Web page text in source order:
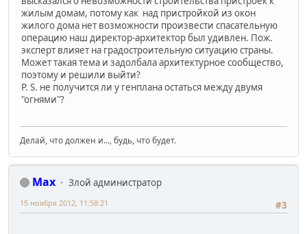
жилым домам, потому как над пристройкой из окон
жилого дома нет возможности произвести спасательную
операцию наш директор-архитектор был удивлен. Пож.
эксперт влияет на градостроительную ситуацию страны.
Может такая тема и задолбала архитектурное сообщество,
поэтому и решили выйти?
P. S. не получится ли у генплана остаться между двумя
"огнями"?
Делай, что должен и..., будь, что будет.
Max
Злой администратор
#3
15 ноября 2012, 11:58:21